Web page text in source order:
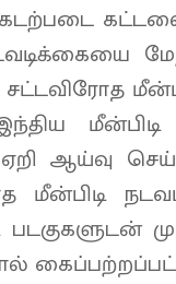
சட்டவிரோத
ஏறி ஆய்வு
மீன்பிடி
படகுகளுடன்